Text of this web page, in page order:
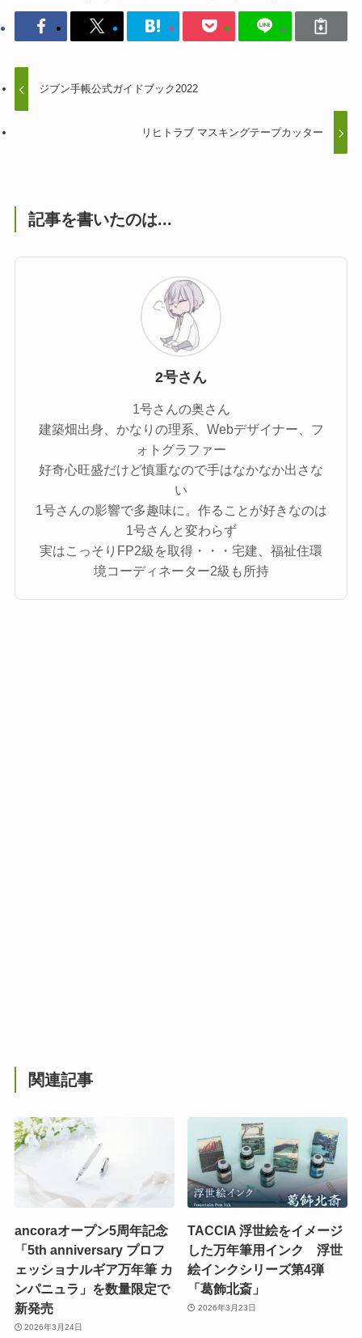
ジブン手帳公式ガイドブック2022
リヒトラブ マスキングテープカッター
記事を書いたのは...
2号さん
1号さんの奥さん
建築畑出身、かなりの理系、Webデザイナー、フ
ォトグラファー
好奇心旺盛だけど慎重なので手はなかなか出さな
い
1号さんの影響で多趣味に。作ることが好きなのは
1号さんと変わらず
実はこっそりFP2級を取得・・・宅建、福祉住環
境コーディネーター2級も所持
関連記事
ancoraオープン5周年記念
「5th anniversary プロフ
ェッショナルギア万年筆 カ
ンパニュラ」を数量限定で
新発売
2026年3月24日
TACCIA 浮世絵をイメージ
した万年筆用インク 浮世
絵インクシリーズ第4弾
「葛飾北斎」
2026年3月23日